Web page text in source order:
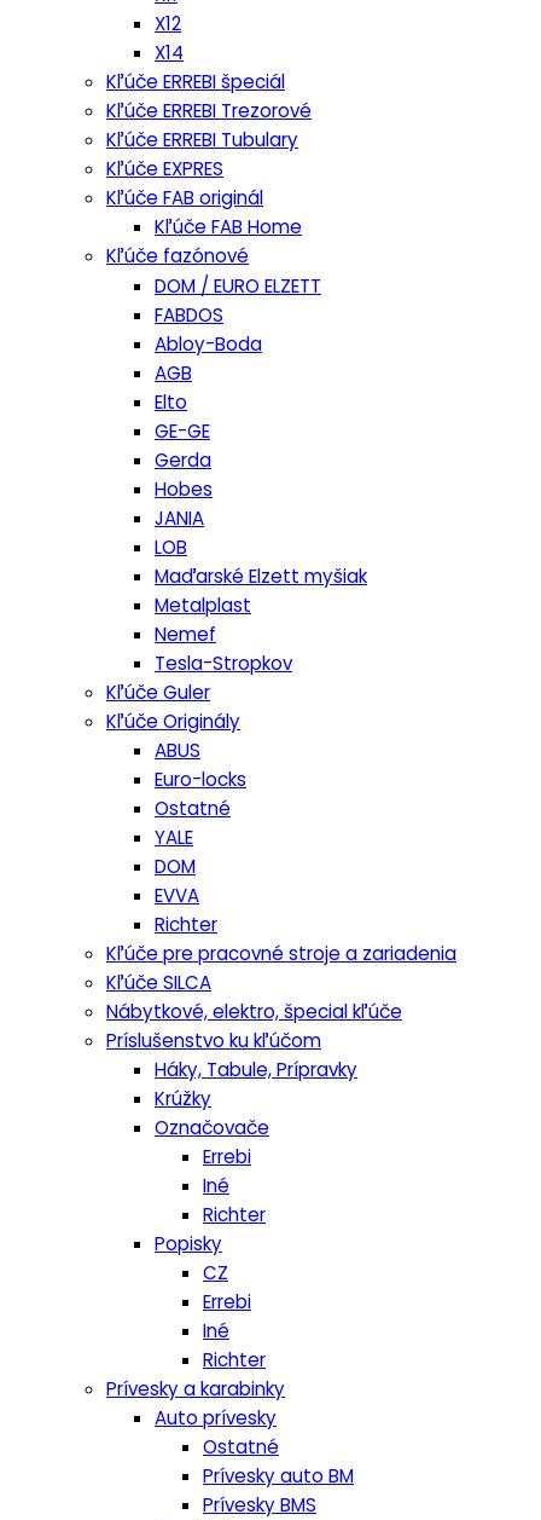
X12
X14
Kľúče ERREBI špeciál
Kľúče ERREBI Trezorové
Kľúče ERREBI Tubulary
Kľúče EXPRES
Kľúče FAB originál
Kľúče FAB Home
Kľúče fazónové
DOM / EURO ELZETT
FABDOS
Abloy-Boda
AGB
Elto
GE-GE
Gerda
Hobes
JANIA
LOB
Maďarské Elzett myšiak
Metalplast
Nemef
Tesla-Stropkov
Kľúče Guler
Kľúče Originály
ABUS
Euro-locks
Ostatné
YALE
DOM
EVVA
Richter
Kľúče pre pracovné stroje a zariadenia
Kľúče SILCA
Nábytkové, elektro, špecial kľúče
Príslušenstvo ku kľúčom
Háky, Tabule, Prípravky
Krúžky
Označovače
Errebi
Iné
Richter
Popisky
CZ
Errebi
Iné
Richter
Prívesky a karabinky
Auto prívesky
Ostatné
Prívesky auto BM
Prívesky BMS